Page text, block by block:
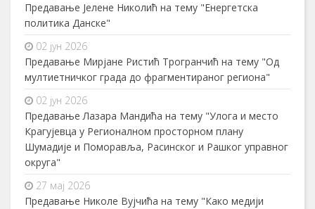
Предавање Јелене Николић на тему "Енергетска
политика Данске"
02 јун 2026
Предавање Мирјане Ристић Трогранчић на тему "Од
мултиетничког града до фрагментираног региона"
02 јун 2026
Предавање Лазара Мандића на тему "Улога и место
Крагујевца у Регионалном просторном плану
Шумадије и Поморавља, Расинског и Рашког управног
округа"
27 мај 2026
Предавање Николе Вујчића на тему "Како медији